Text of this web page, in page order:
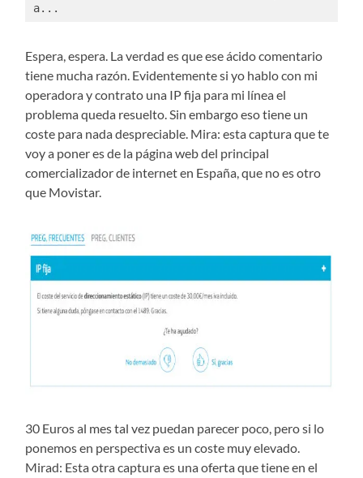
a...
Espera, espera. La verdad es que ese ácido comentario
tiene mucha razón. Evidentemente si yo hablo con mi
operadora y contrato una IP fija para mi línea el
problema queda resuelto. Sin embargo eso tiene un
coste para nada despreciable. Mira: esta captura que te
voy a poner es de la página web del principal
comercializador de internet en España, que no es otro
que Movistar.
30 Euros al mes tal vez puedan parecer poco, pero si lo
ponemos en perspectiva es un coste muy elevado.
Mirad: Esta otra captura es una oferta que tiene en el